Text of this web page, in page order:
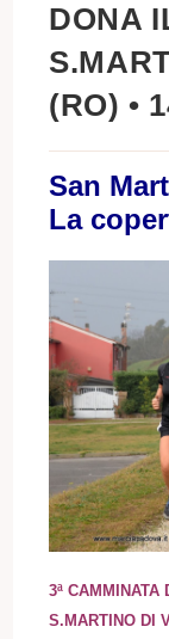
DONA
(RO) •
San
La
3ª CAMMINATA
S.MARTINO DI